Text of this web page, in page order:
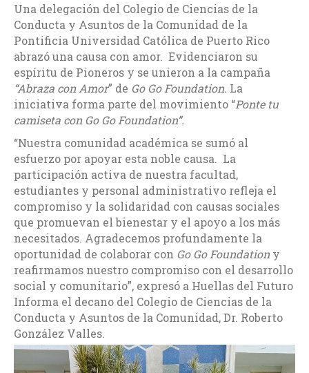
Una delegación del Colegio de Ciencias de la
Conducta y Asuntos de la Comunidad de la
Pontificia Universidad Católica de Puerto Rico
abrazó una causa con amor. Evidenciaron su
espíritu de Pioneros y se unieron a la campaña
“Abraza con Amor” de Go Go Foundation. La
iniciativa forma parte del movimiento “Ponte tu
camiseta con Go Go Foundation”.
“Nuestra comunidad académica se sumó al
esfuerzo por apoyar esta noble causa. La
participación activa de nuestra facultad,
estudiantes y personal administrativo refleja el
compromiso y la solidaridad con causas sociales
que promuevan el bienestar y el apoyo a los más
necesitados. Agradecemos profundamente la
oportunidad de colaborar con Go Go Foundationy
reafirmamos nuestro compromiso con el desarrollo
social y comunitario”, expresó a Huellas del Futuro
Informa el decano del Colegio de Ciencias de la
Conducta y Asuntos de la Comunidad, Dr. Roberto
González Valles.